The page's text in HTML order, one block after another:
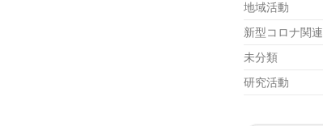
地域活動
新型コロナ関連
未分類
研究活動